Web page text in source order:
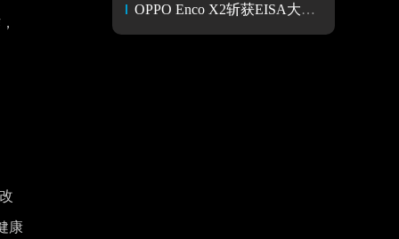
康
OPPO Enco X2斩获EISA大奖 成唯一获奖TWS耳机